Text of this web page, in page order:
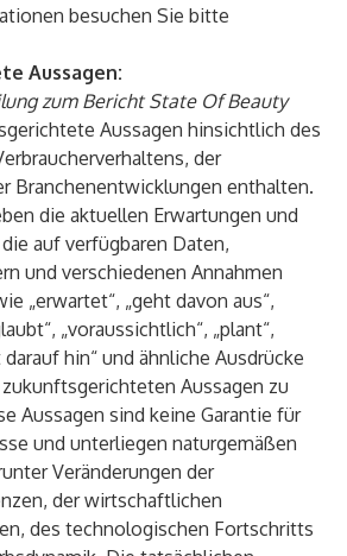
besuchen Sie bitte
Aussagen:
zum Bericht State Of Beauty
Aussagen hinsichtlich des
der
Branchenentwicklungen enthalten.
die aktuellen Erwartungen und
auf verfügbaren Daten,
und verschiedenen Annahmen
„erwartet“, „geht davon aus“,
„voraussichtlich“, „plant“,
hin“ und ähnliche Ausdrücke
Aussagen zu
Aussagen sind keine Garantie für
und unterliegen naturgemäßen
Veränderungen der
der wirtschaftlichen
des technologischen Fortschritts